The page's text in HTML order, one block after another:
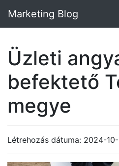
Marketing Blog
Üzleti
befektető
megye
Létrehozás dátuma: 2024-